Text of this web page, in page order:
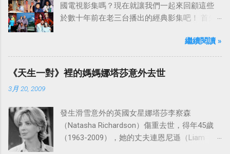
國電視影集嗎？現在就讓我們一起來回顧這些
於數十年前在老三台播出的經典影集吧！ 首先
「愛之船」（The Love Boat），這部影集最早
是在1977年9月24日至1986年5月24日於美國
ABC頻道首播，共播出了249集。 令人懷念的愛
之船旋律：
繼續閱讀 »
《天生一對》裡的媽媽娜塔莎意外去世
3月 20, 2009
發生滑雪意外的英國女星娜塔莎李察森
（Natasha Richardson）傷重去世，得年45歲
（1963-2009），她的丈夫連恩尼遜（Liam